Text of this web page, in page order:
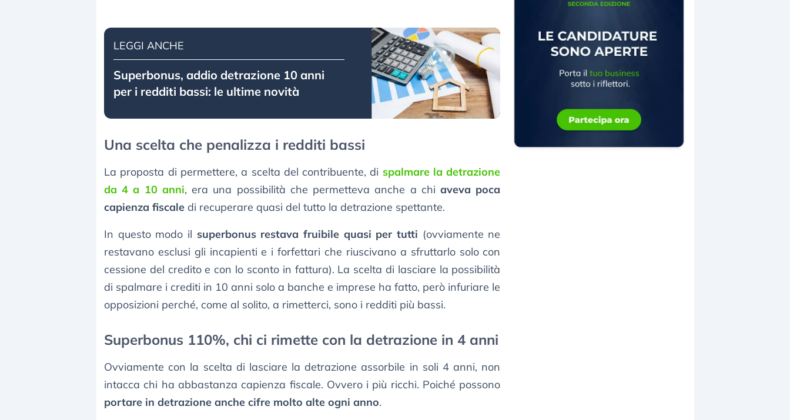
LEGGI ANCHE
Superbonus, addio detrazione 10 anni
per i redditi bassi: le ultime novità
Una scelta che penalizza i redditi bassi
La proposta di permettere, a scelta del contribuente, di spalmare la detrazione
da 4 a 10 anni, era una possibilità che permetteva anche a chiaveva poca
capienza fiscale di recuperare quasi del tutto la detrazione spettante.
In questo modo il superbonus restava fruibile quasi per tutti (ovviamente ne
restavano esclusi gli incapienti e i forfettari che riuscivano a sfruttarlo solo con
cessione del credito e con lo sconto in fattura). La scelta di lasciare la possibilità
di spalmare i crediti in 10 anni solo a banche e imprese ha fatto, però infuriare le
opposizioni perché, come al solito, a rimetterci, sono i redditi più bassi.
Superbonus 110%, chi ci rimette con la detrazione in 4 anni
Ovviamente con la scelta di lasciare la detrazione assorbile in soli 4 anni, non
intacca chi ha abbastanza capienza fiscale. Ovvero i più ricchi. Poiché possono
portare in detrazione anche cifre molto alte ogni anno.